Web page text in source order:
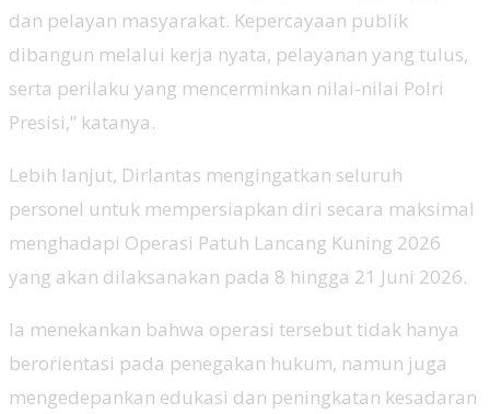
dan pelayan masyarakat. Kepercayaan publik
dibangun melalui kerja nyata, pelayanan yang tulus,
serta perilaku yang mencerminkan nilai-nilai Polri
Presisi,” katanya.
Lebih lanjut, Dirlantas mengingatkan seluruh
personel untuk mempersiapkan diri secara maksimal
menghadapi Operasi Patuh Lancang Kuning 2026
yang akan dilaksanakan pada 8 hingga 21 Juni 2026.
Ia menekankan bahwa operasi tersebut tidak hanya
berorientasi pada penegakan hukum, namun juga
mengedepankan edukasi dan peningkatan kesadaran